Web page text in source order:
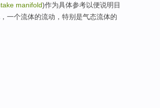
manifold)作为具体参考以便说明目
一个流体的流动，特别是气态流体的